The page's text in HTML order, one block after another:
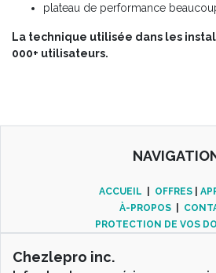
plateau de performance
La technique utilisée dans les
000+ utilisateurs.
ACCUEIL OFFRES
À-PROPOS
PROTECTION DE VOS
Chezlepro inc.